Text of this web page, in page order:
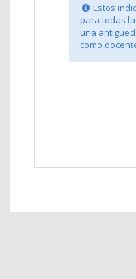
Estos
para todas
una
como